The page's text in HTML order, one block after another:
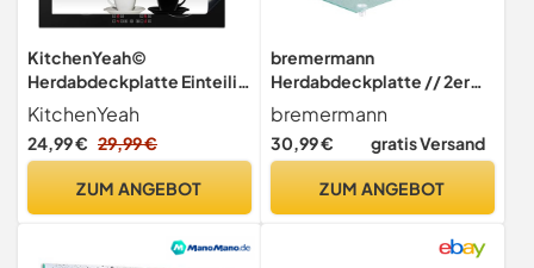
KitchenYeah©
Herdabdeckplatte Einteilig
Ceranfeld Abdeckplatte
Küche Deko
KitchenYeah
24,99 € 29,99 €
ZUM ANGEBOT
bremermann
Herdabdeckplatte // 2er
Set // Sicherheitsglas // ca.
30 x 3 x 52 cm (B/H/T)
bremermann
30,99 € gratis Versand
ZUM ANGEBOT